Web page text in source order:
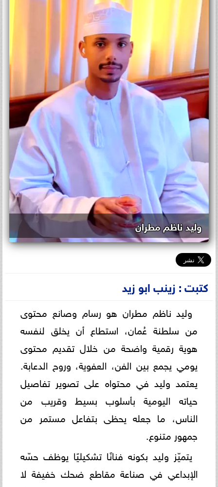
وليد ناظم مطران
كتبت : زينب ابو زيد
وليد ناظم مطران هو رسام وصانع محتوى
من سلطنة عُمان، استطاع أن يخلق لنفسه
هوية رقمية واضحة من خلال تقديم محتوى
يومي يجمع بين الفن، العفوية، وروح الدعابة.
يعتمد وليد في محتواه على تصوير تفاصيل
حياته اليومية بأسلوب بسيط وقريب من
الناس، ما جعله يحظى بتفاعل مستمر من
جمهور متنوع.
يتميّز وليد بكونه فنانًا تشكيليًا يوظف حسّه
الإبداعي في صناعة مقاطع ضحك خفيفة لا